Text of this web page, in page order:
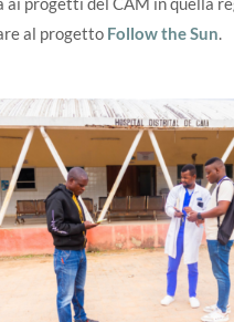
al progetto Follow the Sun.